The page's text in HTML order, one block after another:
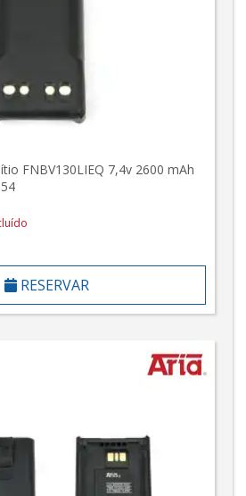
FNBV130LIEQ 7,4v 2600 mAh
RESERVAR